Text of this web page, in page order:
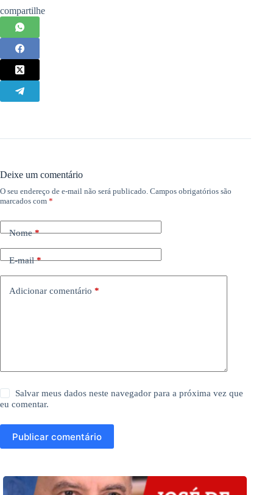
compartilhe
Deixe um comentário
O seu endereço de e-mail não será publicado. Campos obrigatórios são
marcados com *
Nome*
E-mail*
Adicionar comentário *
Salvar meus dados neste navegador para a próxima vez que
eu comentar.
Publicar comentário